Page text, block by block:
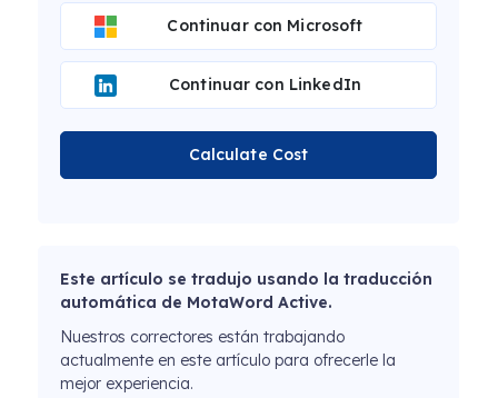
Continuar con Microsoft
Continuar con LinkedIn
Calculate Cost
Este artículo se tradujo usando la traducción
automática de MotaWord Active.
Nuestros correctores están trabajando
actualmente en este artículo para ofrecerle la
mejor experiencia.